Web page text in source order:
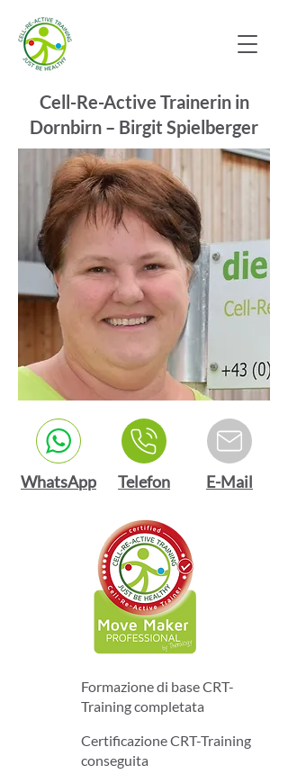
Cell-Re-Active Trainerin in
Dornbirn – Birgit Spielberger
WhatsApp Telefon E-Mail
Formazione di base CRT-
Training completata
Certificazione CRT-Training
conseguita